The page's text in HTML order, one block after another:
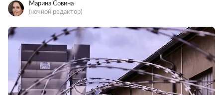
Марина Совина
(ночной редактор)